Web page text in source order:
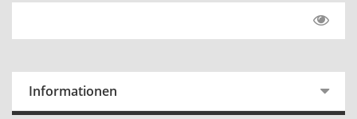
Informationen